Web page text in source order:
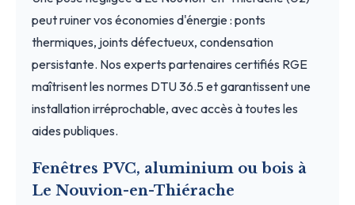
peut ruiner vos économies d'énergie : ponts
thermiques, joints défectueux, condensation
persistante. Nos experts partenaires certifiés RGE
maîtrisent les normes DTU 36.5 et garantissent une
installation irréprochable, avec accès à toutes les
aides publiques.
Fenêtres PVC, aluminium ou bois à
Le Nouvion-en-Thiérache